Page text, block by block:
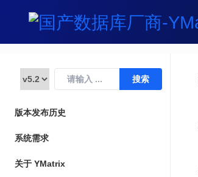
版本发布历史
系统需求
关于 YMatrix